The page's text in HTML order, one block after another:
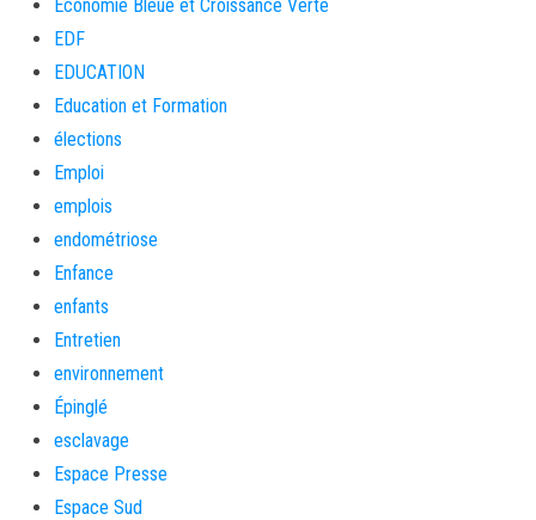
Économie Bleue et Croissance Verte
EDF
EDUCATION
Education et Formation
élections
Emploi
emplois
endométriose
Enfance
enfants
Entretien
environnement
Épinglé
esclavage
Espace Presse
Espace Sud